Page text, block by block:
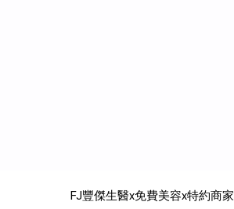
FJ豐傑生醫x免費美容x特約商家